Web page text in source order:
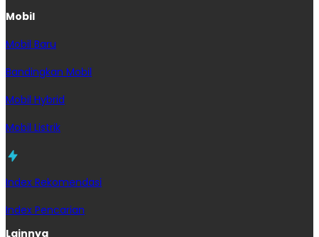
Mobil
Mobil Baru
Bandingkan Mobil
Mobil Hybrid
Mobil Listrik
Index Rekomendasi
Index Pencarian
Lainnya